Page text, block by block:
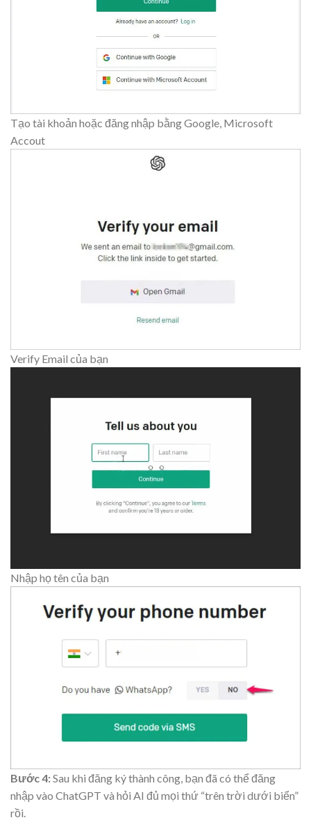
Tạo tài khoản hoặc đăng nhập bằng Google, Microsoft
Accout
Verify Email của bạn
Nhập họ tên của bạn
Bước 4:Sau khi đăng ký thành công, bạn đã có thể đăng
nhập vào ChatGPT và hỏi AI đủ mọi thứ “trên trời dưới biển”
rồi.